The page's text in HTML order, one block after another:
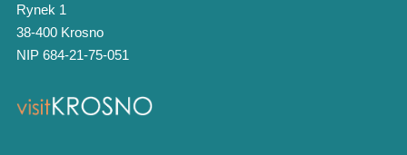
Rynek 1
38-400 Krosno
NIP 684-21-75-051